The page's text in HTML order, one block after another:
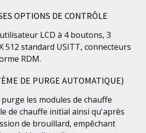
OPTIONS DE CONTRÔLE
LCD à 4 boutons, 3
512 standard USITT, connecteurs
RDM.
DE PURGE AUTOMATIQUE)
purge les modules de chauffe
de chauffe initial ainsi qu'après
de brouillard, empêchant